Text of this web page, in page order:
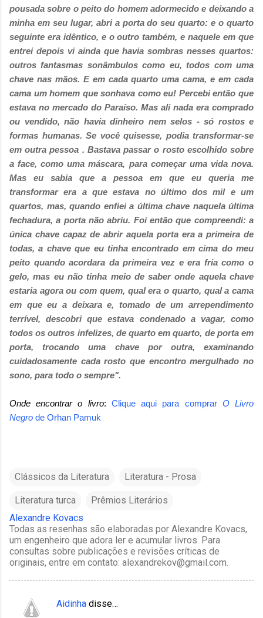
pousada sobre o peito do homem adormecido e deixando a
minha em seu lugar, abri a porta do seu quarto: e o quarto
seguinte era idêntico, e o outro também, e naquele em que
entrei depois vi ainda que havia sombras nesses quartos:
outros fantasmas sonâmbulos como eu, todos com uma
chave nas mãos. E em cada quarto uma cama, e em cada
cama um homem que sonhava como eu! Percebi então que
estava no mercado do Paraíso. Mas ali nada era comprado
ou vendido, não havia dinheiro nem selos - só rostos e
formas humanas. Se você quisesse, podia transformar-se
em outra pessoa . Bastava passar o rosto escolhido sobre
a face, como uma máscara, para começar uma vida nova.
Mas eu sabia que a pessoa em que eu queria me
transformar era a que estava no último dos mil e um
quartos, mas, quando enfiei a última chave naquela última
fechadura, a porta não abriu. Foi então que compreendi: a
única chave capaz de abrir aquela porta era a primeira de
todas, a chave que eu tinha encontrado em cima do meu
peito quando acordara da primeira vez e era fria como o
gelo, mas eu não tinha meio de saber onde aquela chave
estaria agora ou com quem, qual era o quarto, qual a cama
em que eu a deixara e, tomado de um arrependimento
terrível, descobri que estava condenado a vagar, como
todos os outros infelizes, de quarto em quarto, de porta em
porta, trocando uma chave por outra, examinando
cuidadosamente cada rosto que encontro mergulhado no
sono, para todo o sempre".
Onde encontrar o livro: Clique aqui para comprar O Livro
Negro de Orhan Pamuk
Clássicos da Literatura Literatura - Prosa
Literatura turca
Prêmios Literários
Alexandre Kovacs
Todas as resenhas são elaboradas por Alexandre Kovacs,
um engenheiro que adora ler e acumular livros. Para
consultas sobre publicações e revisões críticas de
originais, entre em contato: alexandrekov@gmail.com.
C
Aidinha disse…